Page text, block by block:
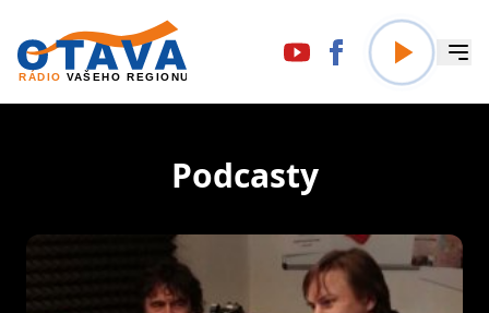
Podcasty